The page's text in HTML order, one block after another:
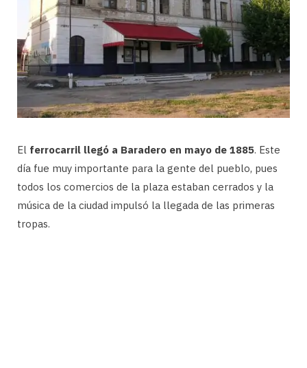
El ferrocarril llegó a Baradero en mayo de 1885. Este
día fue muy importante para la gente del pueblo, pues
todos los comercios de la plaza estaban cerrados y la
música de la ciudad impulsó la llegada de las primeras
tropas.